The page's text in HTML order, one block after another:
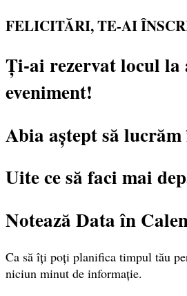
FELICITĂRI, TE-AI
Ți-ai rezervat locul la
eveniment!
Abia aștept să
Uite ce să faci mai
Notează Data în
Ca să îți poți planifica timpul tău
niciun minut de informație.